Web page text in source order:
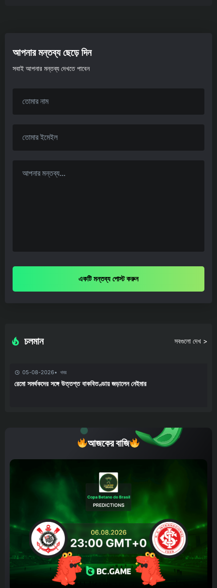
আপনার মন্তব্য ছেড়ে দিন
সবাই আপনার মন্তব্য দেখতে পাবেন
একটি মন্তব্য পোস্ট করুন
চলমান সবগুলো দেখ >
05-08-2026 খবর
রেমো সমর্থকদের সঙ্গে উত্তপ্ত বাকবিতণ্ডায় জড়ালেন নেইমার
আজকের বাজি